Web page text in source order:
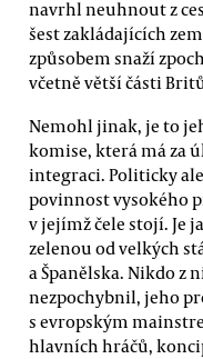
navrhl neuhnout z
šest zakládajících
způsobem snaží
včetně větší části
Nemohl jinak, je to
komise, která má za
integraci. Politicky
povinnost vysokého
v jejímž čele stojí. Je
zelenou od velkých
a Španělska. Nikdo z
nezpochybnil, jeho
s evropským
hlavních hráčů,